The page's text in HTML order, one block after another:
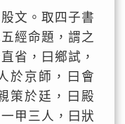
文。取四子書
經命題，謂之
省，曰鄉試，
於京師，曰會
策於廷，曰殿
甲三人，曰狀